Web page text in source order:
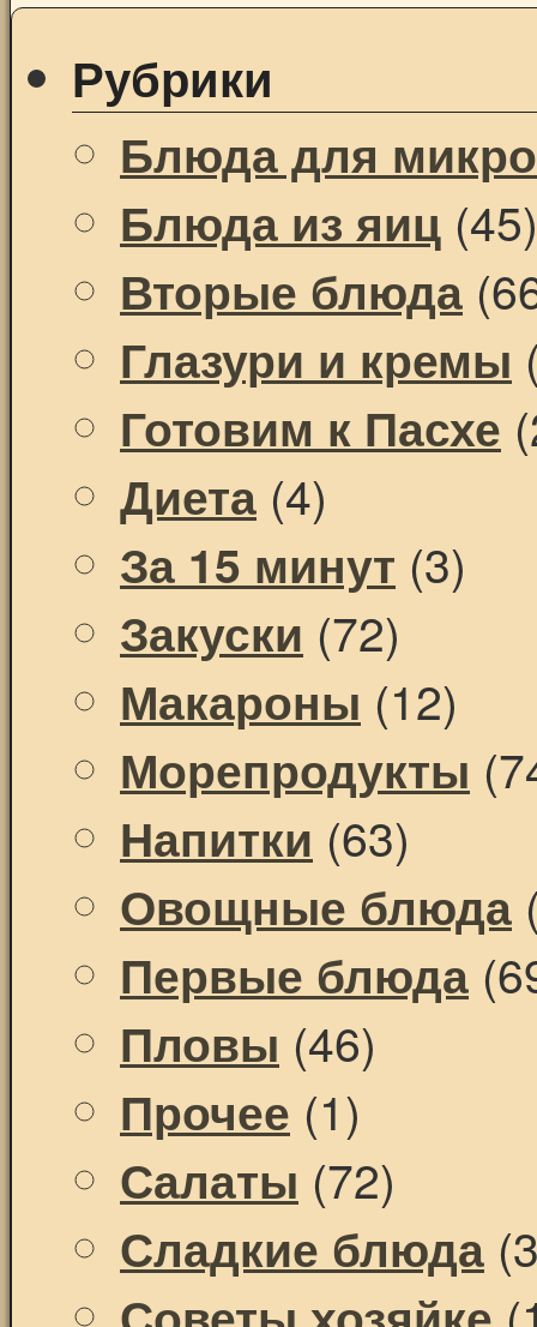
Рубрики
Блюда для
Блюда из яиц (45)
Вторые блюда
Глазури и кремы
Готовим к Пасхе
Диета (4)
За 15 минут (3)
Закуски (72)
Макароны (12)
Морепродукты
Напитки (63)
Овощные блюда
Первые блюда
Пловы (46)
Прочее (1)
Салаты (72)
Сладкие блюда